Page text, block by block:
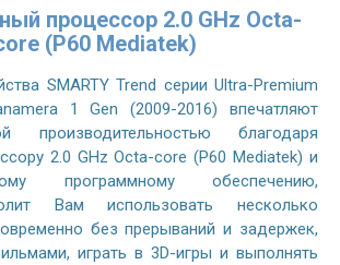
процессор 2.0 GHz Octa-
(P60 Mediatek)
SMARTY Trend серии Ultra-Premium
1 Gen (2009-2016) впечатляют
производительностью благодаря
2.0 GHz Octa-core (P60 Mediatek) и
программному обеспечению,
Вам использовать несколько
без прерываний и задержек,
играть в 3D-игры и выполнять